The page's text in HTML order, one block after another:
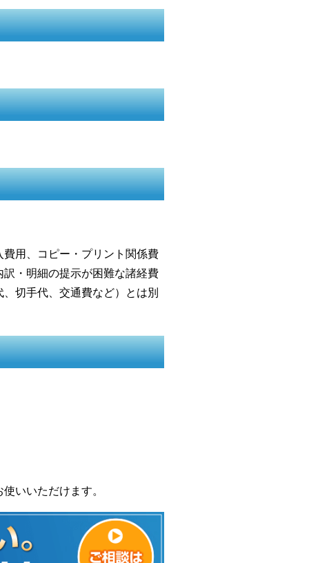
用、コピー・プリント関係費
・明細の提示が困難な諸経費
切手代、交通費など）とは別
いいただけます。